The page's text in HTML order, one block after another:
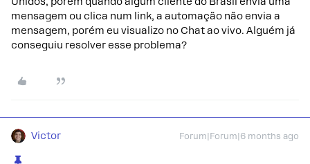
mensagem ou clica num link, a automação não envia a
mensagem, porém eu visualizo no Chat ao vivo. Alguém já
conseguiu resolver esse problema?
Victor Forum|Forum|6 months ago